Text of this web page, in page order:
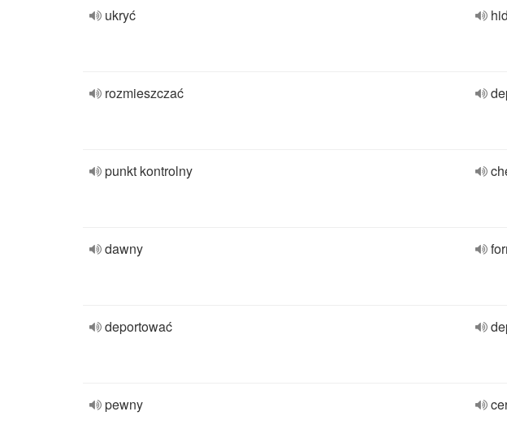
ukryć
rozmieszczać
punkt kontrolny
dawny
deportować
pewny